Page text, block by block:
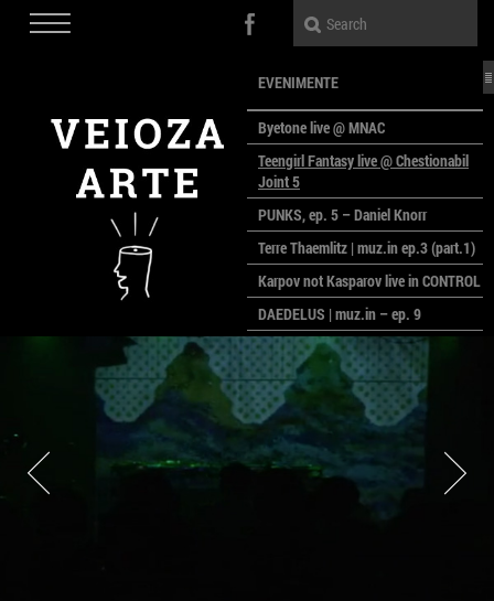
EVENIMENTE
Byetone live @ MNAC
Teengirl Fantasy live @ Chestionabil
Joint 5
PUNKS, ep. 5 – Daniel Knorr
Terre Thaemlitz | muz.in ep.3 (part.1)
Karpov not Kasparov live in CONTROL
DAEDELUS | muz.in – ep. 9
LALELE, LALELE – prima premieră a
anului la MACAZ
CinePOLSKA – filme poloneze la
București
PEOPLE OF ROMANIA se lansează la
galeria Simeza
All Stars For Outernational